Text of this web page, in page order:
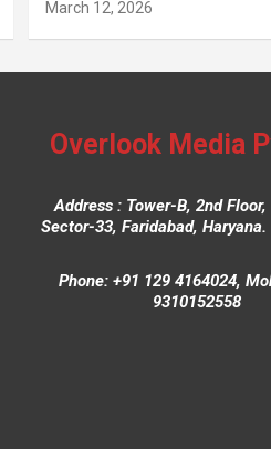
March 12, 2026
Overlook Media
Address : Tower-B, 2nd
Sector-33, Faridabad, Haryana.
Phone: +91 129 4164024,
9310152558